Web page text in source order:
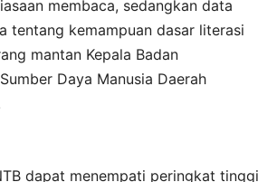
membaca, sedangkan data
tentang kemampuan dasar literasi
mantan Kepala Badan
Daya Manusia Daerah
dapat menempati peringkat tinggi